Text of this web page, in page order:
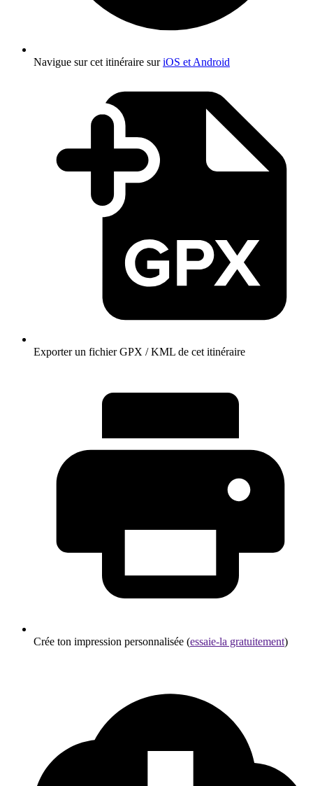
Navigue sur cet itinéraire suriOS et Android
Exporter un fichier GPX / KML de cet itinéraire
Crée ton impression personnalisée (essaie-la gratuitement)